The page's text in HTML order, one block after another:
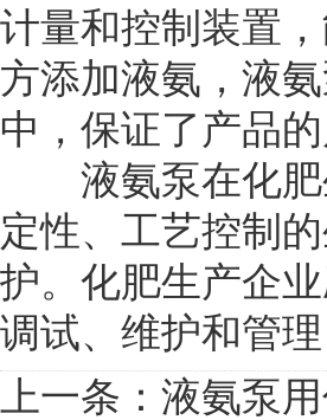
计量和控制装置
方添加液氨，液
中，保证了产品
液氨泵在化肥
定性、工艺控制
护。化肥生产企
调试、维护和管
上一条： 液氨泵